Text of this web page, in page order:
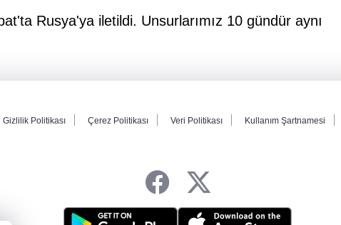
Rusya'ya iletildi. Unsurlarımız 10 gündür aynı
Gizlilik Politikası Çerez Politikası Veri Politikası Kullanım Şartnamesi